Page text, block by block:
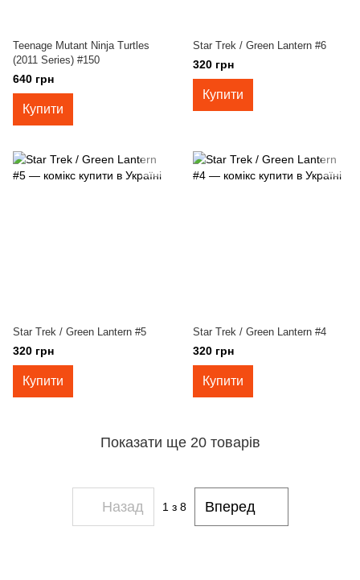
Teenage Mutant Ninja Turtles
(2011 Series) #150
640 грн
Купити
Star Trek / Green Lantern #6
320 грн
Купити
Star Trek / Green Lantern #5
320 грн
Купити
Star Trek / Green Lantern #4
320 грн
Купити
Показати ще 20 товарів
Назад 1з 8 Вперед